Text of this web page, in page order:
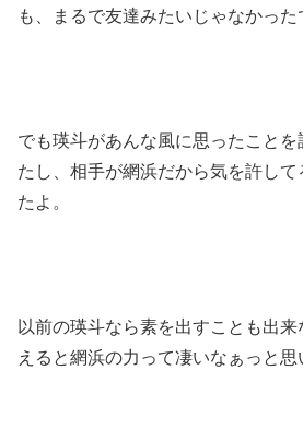
も、まるで友達みたいじゃなかった
でも瑛斗があんな風に思ったこと
たし、相手が網浜だから気を許し
たよ。
以前の瑛斗なら素を出すことも出
えると網浜の力って凄いなぁっと思